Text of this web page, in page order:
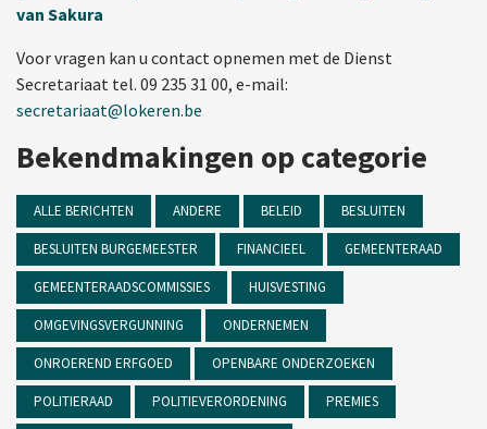
van Sakura
Voor vragen kan u contact opnemen met de Dienst
Secretariaat tel. 09 235 31 00, e-mail:
secretariaat@lokeren.be
Bekendmakingen op categorie
ALLE BERICHTEN ANDERE BELEID BESLUITEN
BESLUITEN BURGEMEESTER FINANCIEEL GEMEENTERAAD
GEMEENTERAADSCOMMISSIES HUISVESTING
OMGEVINGSVERGUNNING ONDERNEMEN
ONROEREND ERFGOED OPENBARE ONDERZOEKEN
POLITIERAAD POLITIEVERORDENING PREMIES